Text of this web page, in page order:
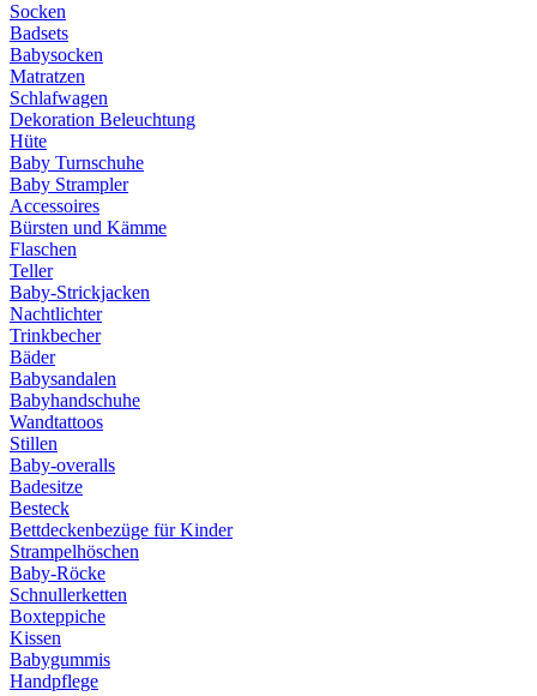
Socken
Badsets
Babysocken
Matratzen
Schlafwagen
Dekoration Beleuchtung
Hüte
Baby Turnschuhe
Baby Strampler
Accessoires
Bürsten und Kämme
Flaschen
Teller
Baby-Strickjacken
Nachtlichter
Trinkbecher
Bäder
Babysandalen
Babyhandschuhe
Wandtattoos
Stillen
Baby-overalls
Badesitze
Besteck
Bettdeckenbezüge für Kinder
Strampelhöschen
Baby-Röcke
Schnullerketten
Boxteppiche
Kissen
Babygummis
Handpflege